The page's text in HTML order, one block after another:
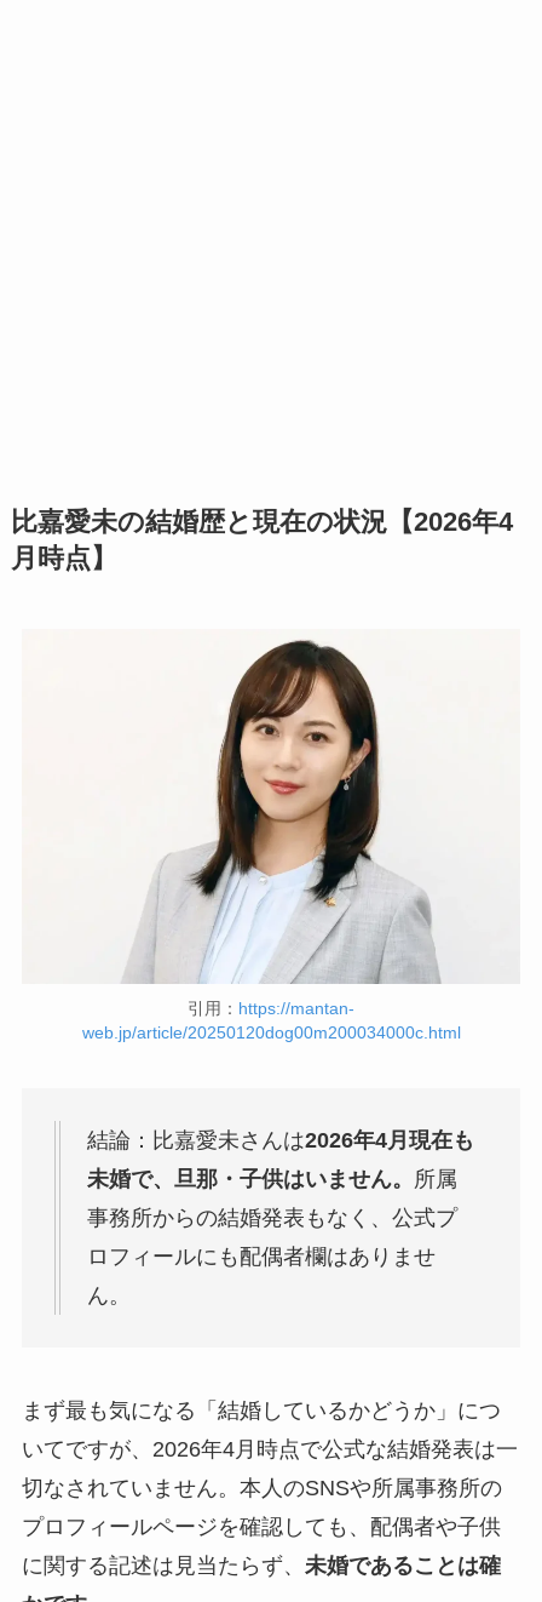
比嘉愛未の結婚歴と現在の状況【2026年4
月時点】
引用： https://mantan-
web.jp/article/20250120dog00m200034000c.html
結論：比嘉愛未さんは2026年4月現在も
未婚で、旦那・子供はいません。 所属
事務所からの結婚発表もなく、公式プ
ロフィールにも配偶者欄はありませ
ん。
まず最も気になる「結婚しているかどうか」につ
いてですが、2026年4月時点で公式な結婚発表は一
切なされていません。本人のSNSや所属事務所の
プロフィールページを確認しても、配偶者や子供
に関する記述は見当たらず、 未婚であることは確